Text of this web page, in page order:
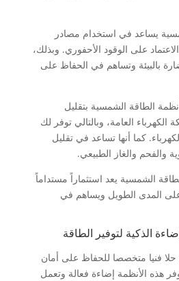
يساعد في استخدام مصادر
على الوقود الأحفوري. وبذلك،
بالبيئة وتساهم في الحفاظ على
الطاقة الشمسية بتقليل
العامة، وبالتالي توفر لك
كما أنها تساعد في تقليل
والفحم والغاز الطبيعي.
الشمسية يعد استثماراً مستداماً
المدى الطويل ويساهم في
الذكية لتوفير الطاقة
حلا فنيا متخصصا للحفاظ على أمان
هذه الأنظمة إضاءة فعالة وتعمل